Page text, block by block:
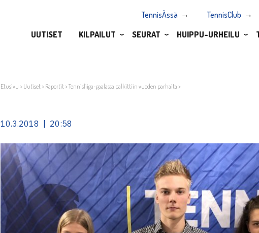
TennisÄssä TennisClub
UUTISET
KILPAILUT SEURAT HUIPPU-URHEILU
Etusivu > Uutiset> Raportit>Tennisliiga-gaalassa palkittiin vuoden parhaita >
10.3.2018 | 20:58